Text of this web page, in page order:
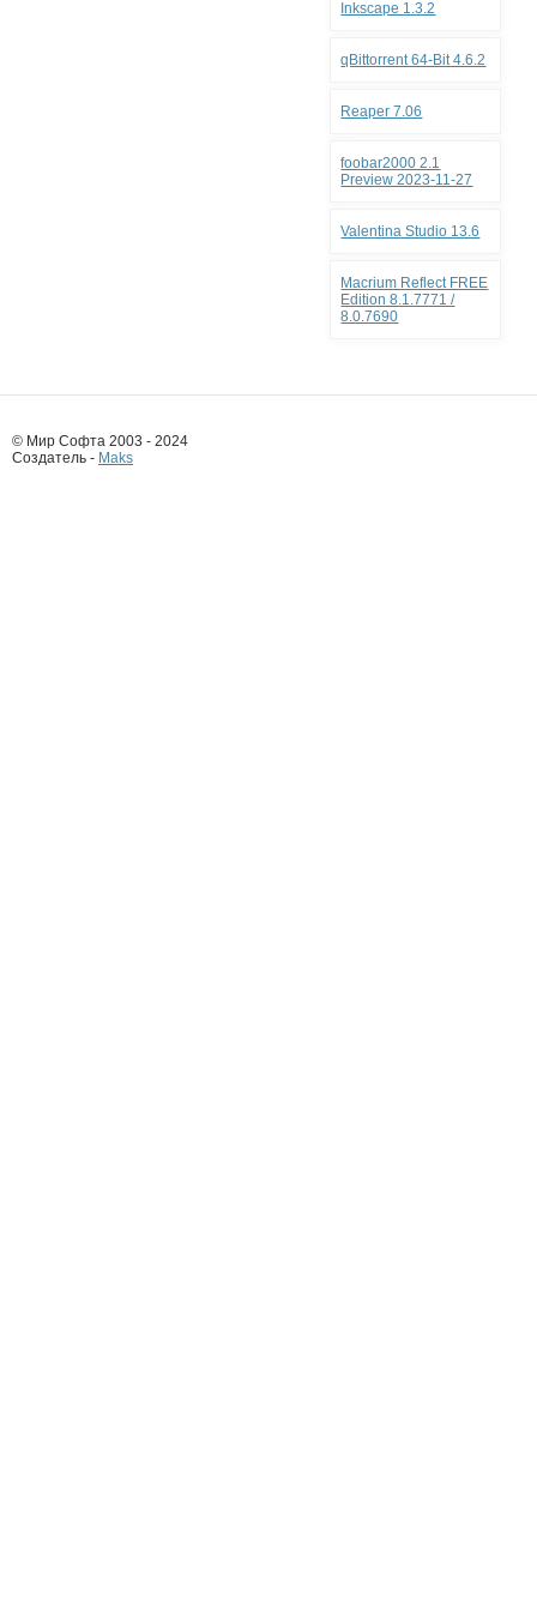
Inkscape 1.3.2
qBittorrent 64-Bit 4.6.2
Reaper 7.06
foobar2000 2.1
Preview 2023-11-27
Valentina Studio 13.6
Macrium Reflect FREE
Edition 8.1.7771 /
8.0.7690
© Мир Софта 2003 - 2024
Создатель - Maks